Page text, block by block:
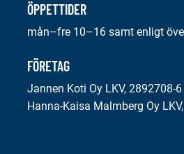
ÖPPETTIDER
mån–fre 10–16 samt enligt
FÖRETAG
Jannen Koti Oy LKV, 2892708-6
Hanna-Kaisa Malmberg Oy